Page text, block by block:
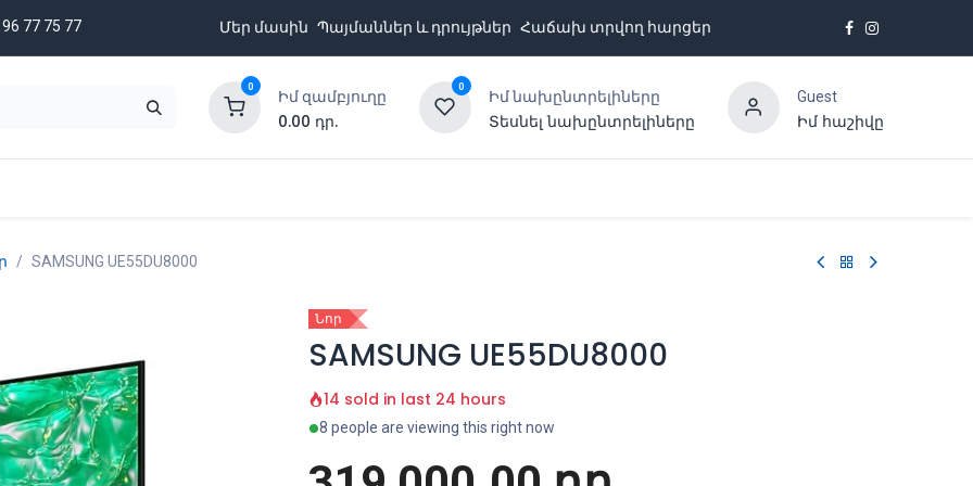
77 75 77 Մեր մասին Պայմաններ և դրույթներ Հաճախ տրվող հարցեր
0
Իմ զամբյուղը
0.00 դր.
0
Իմ նախընտրելիները
Տեսնել նախընտրելիները
Guest
Իմ հաշիվը
SAMSUNG UE55DU8000
Նոր
SAMSUNG UE55DU8000
14 sold in last 24 hours
8 people are viewing this right now